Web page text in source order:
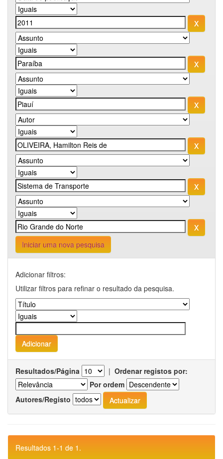
Iniciar uma nova pesquisa
Adicionar filtros:
Utilizar filtros para refinar o resultado da pesquisa.
Resultados/Página | Ordenar registos por:
Por ordem
Autores/Registo
Resultados 1-1 de 1.